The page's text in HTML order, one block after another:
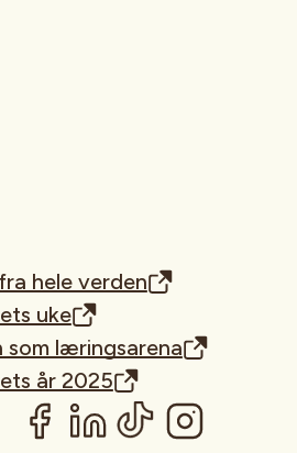
hele verden
uke
som læringsarena
år 2025